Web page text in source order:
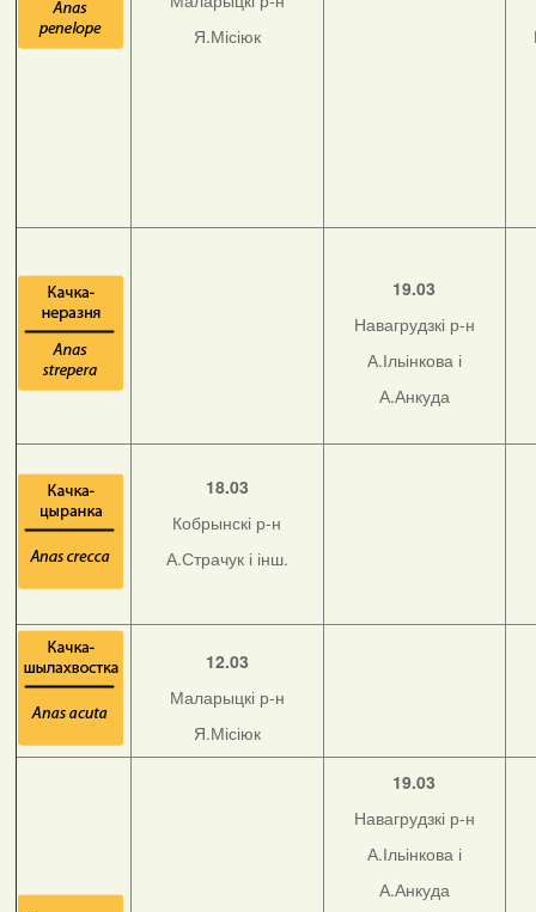
Я.Місіюк
19.03
Навагрудзкі р-н
А.Ільінкова і
А.Анкуда
18.03
Кобрынскі р-н
А.Страчук і інш.
12.03
Маларыцкі р-н
Я.Місіюк
19.03
Навагрудзкі р-н
А.Ільінкова і
А.Анкуда